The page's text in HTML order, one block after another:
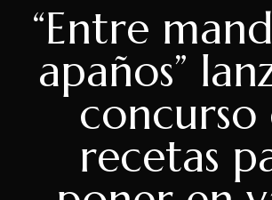
“Entre
apaños”
concurso
recetas